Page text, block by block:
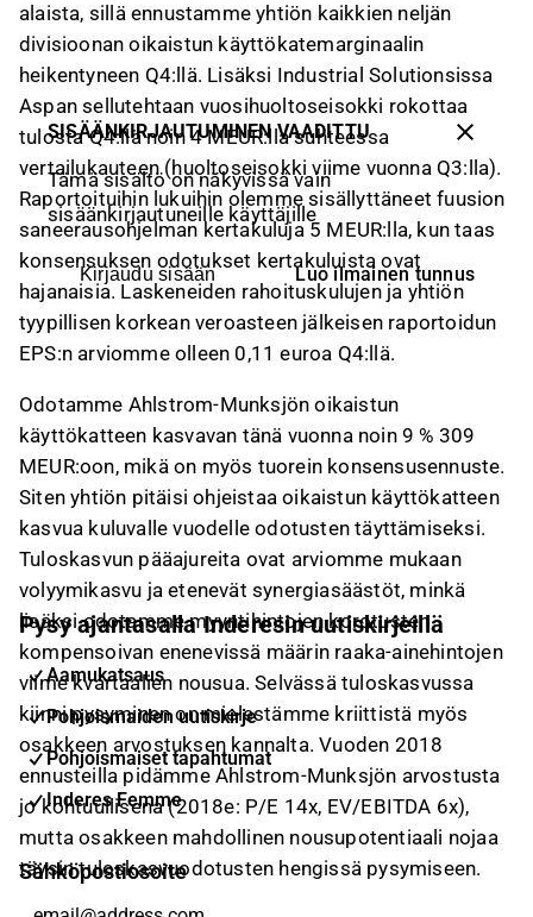
alaista, sillä ennustamme yhtiön kaikkien neljän
divisioonan oikaistun käyttökatemarginaalin
heikentyneen Q4:llä. Lisäksi Industrial Solutionsissa
Aspan sellutehtaan vuosihuoltoseisokki rokottaa
tulosta Q4:llä noin 4 MEUR:lla suhteessa
vertailukauteen (huoltoseisokki viime vuonna Q3:lla).
Raportoituihin lukuihin olemme sisällyttäneet fuusion
saneerausohjelman kertakuluja 5 MEUR:lla, kun taas
konsensuksen odotukset kertakuluista ovat
hajanaisia. Laskeneiden rahoituskulujen ja yhtiön
tyypillisen korkean veroasteen jälkeisen raportoidun
EPS:n arviomme olleen 0,11 euroa Q4:llä.
Odotamme Ahlstrom-Munksjön oikaistun
käyttökatteen kasvavan tänä vuonna noin 9 % 309
MEUR:oon, mikä on myös tuorein konsensusennuste.
Siten yhtiön pitäisi ohjeistaa oikaistun käyttökatteen
kasvua kuluvalle vuodelle odotusten täyttämiseksi.
Tuloskasvun pääajureita ovat arviomme mukaan
volyymikasvu ja etenevät synergiasäästöt, minkä
lisäksi odotamme myyntihintojen korotusten
kompensoivan enenevissä määrin raaka-ainehintojen
viime kvartaalien nousua. Selvässä tuloskasvussa
kiinni pysyminen on mielestämme kriittistä myös
osakkeen arvostuksen kannalta. Vuoden 2018
ennusteilla pidämme Ahlstrom-Munksjön arvostusta
jo kohtuullisena (2018e: P/E 14x, EV/EBITDA 6x),
mutta osakkeen mahdollinen nousupotentiaali nojaa
täysin tuloskasvuodotusten hengissä pysymiseen.
SISÄÄNKIRJAUTUMINEN VAADITTU
Tämä sisältö on näkyvissä vain
sisäänkirjautuneille käyttäjille
Kirjaudu sisään Luo ilmainen tunnus
Pysy ajantasalla Inderesin uutiskirjeillä
Aamukatsaus
Pohjoismaiden uutiskirje
Pohjoismaiset tapahtumat
Inderes Femme
Sähköpostiosoite